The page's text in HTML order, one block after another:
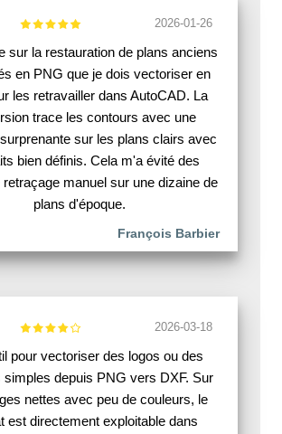
2026-01-26
sur la restauration de plans anciens
en PNG que je dois vectoriser en
les retravailler dans AutoCAD. La
trace les contours avec une
sur les plans clairs avec
bien définis. Cela m'a évité des
retraçage manuel sur une dizaine de
plans d'époque.
François Barbier
2026-03-18
pour vectoriser des logos ou des
depuis PNG vers DXF. Sur
nettes avec peu de couleurs, le
est directement exploitable dans